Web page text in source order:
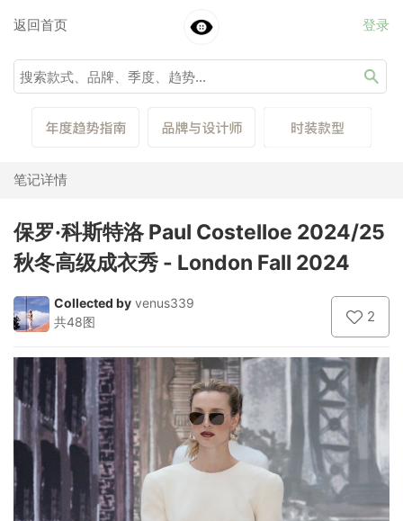
返回首页 登录
笔记详情
保罗·科斯特洛 Paul Costelloe 2024/25
秋冬高级成衣秀 - London Fall 2024
Collected by venus339
共48图
2